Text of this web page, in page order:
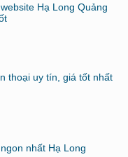
Hạ Long Quảng
thoại uy tín, giá tốt nhất
nhất Hạ Long